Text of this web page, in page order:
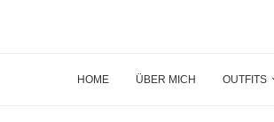
HOME ÜBER MICH OUTFITS